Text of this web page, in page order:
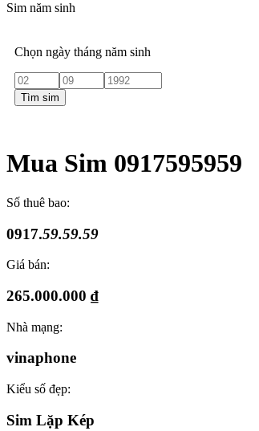
Sim năm sinh
Chọn ngày tháng năm sinh
Tìm sim
Mua Sim 0917595959
Số thuê bao:
0917.59.59.59
Giá bán:
265.000.000 ₫
Nhà mạng:
vinaphone
Kiểu số đẹp:
Sim Lặp Kép